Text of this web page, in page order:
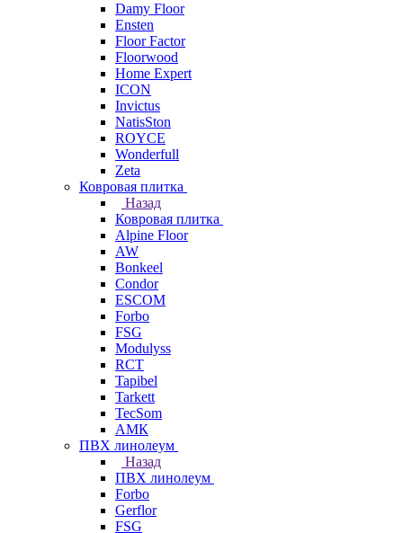
Damy Floor
Ensten
Floor Factor
Floorwood
Home Expert
ICON
Invictus
NatisSton
ROYCE
Wonderfull
Zeta
Ковровая плитка
Назад
Ковровая плитка
Alpine Floor
AW
Bonkeel
Condor
ESCOM
Forbo
FSG
Modulyss
RCT
Tapibel
Tarkett
TecSom
АМК
ПВХ линолеум
Назад
ПВХ линолеум
Forbo
Gerflor
FSG